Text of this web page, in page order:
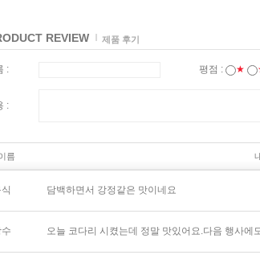
REVIEW 제품 후기
: 평점 : ★
:
름
담백하면서 강정같은 맛이네요
오늘 코다리 시켰는데 정말 맛있어요.다음 행사에